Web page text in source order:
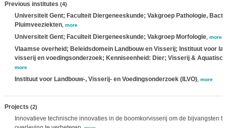
Previous institutes (4)
Universiteit Gent; Faculteit Diergeneeskunde; Vakgroep Pathologie,
Pluimveeziekten, more
Universiteit Gent; Faculteit Diergeneeskunde; Vakgroep Morfologie, more
Vlaamse overheid; Beleidsdomein Landbouw en Visserij; Instituut voor
visserij en voedingsonderzoek; Kenniseenheid: Dier; Visserij &
more
Instituut voor Landbouw-, Visserij- en Voedingsonderzoek (ILVO), more
Projects (2)
Innovatieve technische innovaties in de boomkorvisserij om de bijvangsten